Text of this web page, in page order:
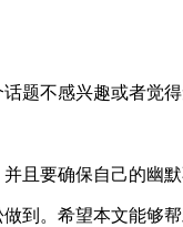
题不感兴趣或者觉得
且要确保自己的幽默
到。希望本文能够